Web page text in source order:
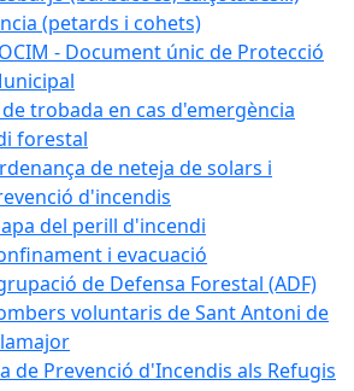
(petards i cohets)
- Document únic de Protecció
trobada en cas d'emergència
forestal
de neteja de solars i
d'incendis
del perill d'incendi
i evacuació
de Defensa Forestal (ADF)
voluntaris de Sant Antoni de
de Prevenció d'Incendis als Refugis